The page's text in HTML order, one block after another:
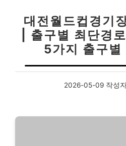
대전월드컵경기
| 출구별 최단경
5가지 출구별
2026-05-09 작성